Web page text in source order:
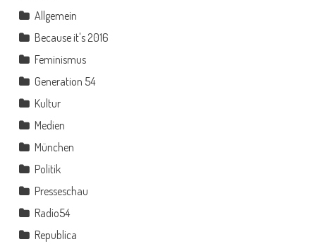
Allgemein
Because it's 2016
Feminismus
Generation 54
Kultur
Medien
München
Politik
Presseschau
Radio54
Republica